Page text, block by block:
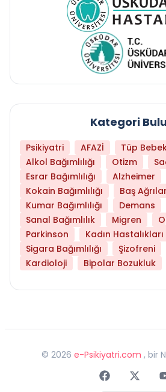
Kategori
Psikiyatri AFAZİ
Tüp
Alkol Bağımlılığı
Otizm
Esrar Bağımlılığı
Alzheimer
Kokain Bağımlılığı
Baş
Kumar Bağımlılığı
Demans
Sanal Bağımlılık
Migren
Parkinson
Kadın Hastalıkları
Sigara Bağımlılığı
Şizofreni
Kardioloji
Bipolar Bozukluk
© 2026 e-Psikiyatri.com , bir
FaceebokTwitter